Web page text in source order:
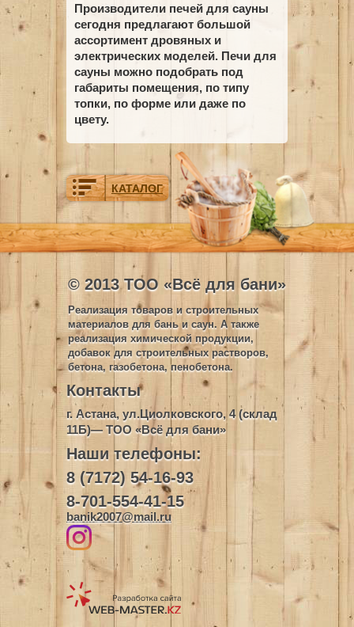
Производители печей для сауны
сегодня предлагают большой
ассортимент дровяных и
электрических моделей. Печи для
сауны можно подобрать под
габариты помещения, по типу
топки, по форме или даже по
цвету.
КАТАЛОГ
© 2013 ТОО «Всё для бани»
Реализация товаров и строительных
материалов для бань и саун. А также
реализация химической продукции,
добавок для строительных растворов,
бетона, газобетона, пенобетона.
Контакты
г. Астана, ул.Циолковского, 4 (склад
11Б)— ТОО «Всё для бани»
Наши телефоны:
8 (7172) 54-16-93
8-701-554-41-15
banik2007@mail.ru